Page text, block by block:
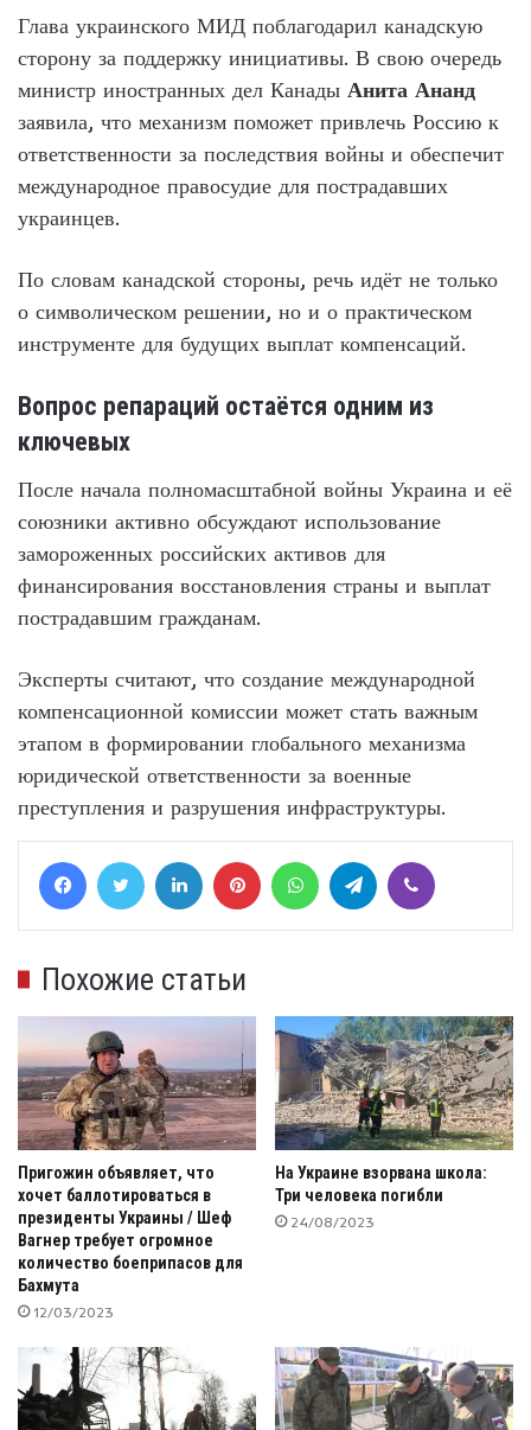
Глава украинского МИД поблагодарил канадскую
сторону за поддержку инициативы. В свою очередь
министр иностранных дел Канады Анита Ананд
заявила, что механизм поможет привлечь Россию к
ответственности за последствия войны и обеспечит
международное правосудие для пострадавших
украинцев.
По словам канадской стороны, речь идёт не только
о символическом решении, но и о практическом
инструменте для будущих выплат компенсаций.
Вопрос репараций остаётся одним из
ключевых
После начала полномасштабной войны Украина и её
союзники активно обсуждают использование
замороженных российских активов для
финансирования восстановления страны и выплат
пострадавшим гражданам.
Эксперты считают, что создание международной
компенсационной комиссии может стать важным
этапом в формировании глобального механизма
юридической ответственности за военные
преступления и разрушения инфраструктуры.
FacebookTwitter LinkedIn Pinterest WhatsAppTelegram
Похожие статьи
Пригожин объявляет, что
хочет баллотироваться в
президенты Украины / Шеф
Вагнер требует огромное
количество боеприпасов для
Бахмута
12/03/2023
На Украине взорвана школа:
Три человека погибли
24/08/2023